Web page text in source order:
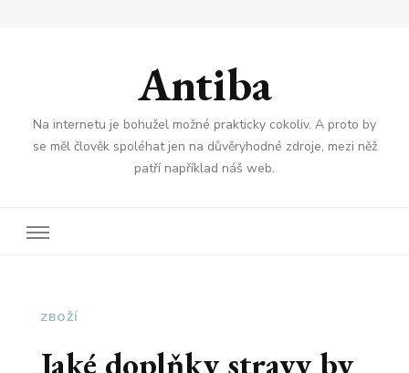
Antiba
Na internetu je bohužel možné prakticky cokoliv. A proto by
se měl člověk spoléhat jen na důvěryhodné zdroje, mezi něž
patří například náš web.
ZBOŽÍ
Jaké doplňky stravy by